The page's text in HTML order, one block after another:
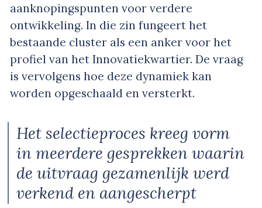
aanknopingspunten voor verdere
ontwikkeling. In die zin fungeert het
bestaande cluster als een anker voor het
profiel van het Innovatiekwartier. De vraag
is vervolgens hoe deze dynamiek kan
worden opgeschaald en versterkt.
Het selectieproces kreeg vorm
in meerdere gesprekken waarin
de uitvraag gezamenlijk werd
verkend en aangescherpt